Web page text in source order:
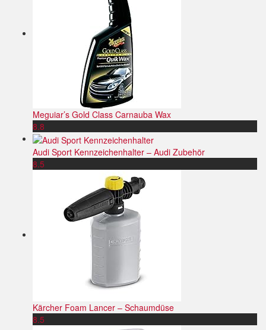
Meguiar’s Gold Class Carnauba Wax
8.8
Audi Sport Kennzeichenhalter – Audi Zubehör
8.5
Kärcher Foam Lancer – Schaumdüse
8.5